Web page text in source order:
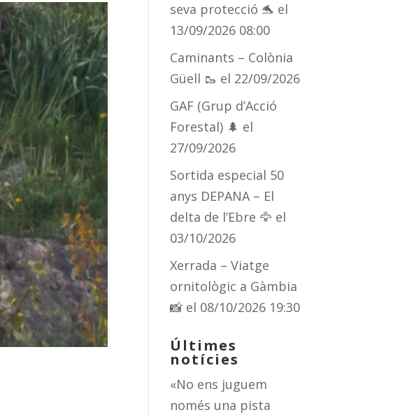
seva protecció 🐬 el
13/09/2026 08:00
Caminants – Colònia
Güell 🥾 el 22/09/2026
GAF (Grup d’Acció
Forestal) 🌲 el
27/09/2026
Sortida especial 50
anys DEPANA – El
delta de l’Ebre 🦅 el
03/10/2026
Xerrada – Viatge
ornitològic a Gàmbia
📸 el 08/10/2026 19:30
Últimes
notícies
«No ens juguem
només una pista